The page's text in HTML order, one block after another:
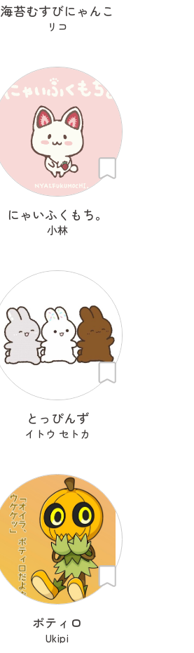
海苔むすびにゃんこ
リコ
にゃいふくもち。
小林
とっぴんず
イトウ セトカ
ポティロ
Ukipi